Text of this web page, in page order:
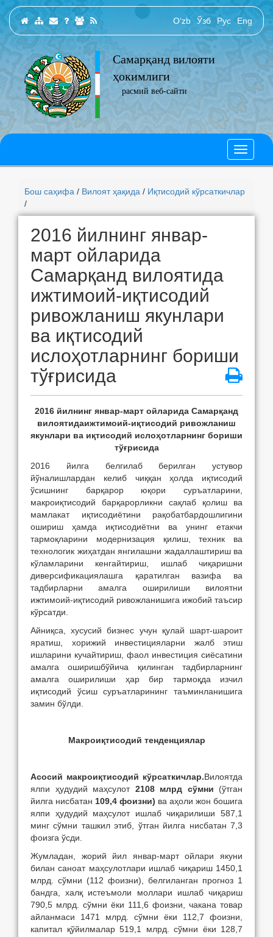
O‘zb Ўзб Рус Eng
Самарқанд вилояти
ҳокимлиги
расмий веб-сайти
Бош саҳифа / Вилоят ҳақида / Иқтисодий кўрсаткичлар
/
2016 йилнинг январ-
март ойларида
Самарқанд вилоятида
ижтимоий-иқтисодий
ривожланиш якунлари
ва иқтисодий
ислоҳотларнинг бориши
тўғрисида
2016 йилнинг январ-март ойларида Самарқанд
вилоятидаижтимоий-иқтисодий ривожланиш
якунлари ва иқтисодий ислоҳотларнинг бориши
тўғрисида
2016 йилга белгилаб берилган устувор
йўналишлардан келиб чиққан ҳолда иқтисодий
ўсишнинг барқарор юқори суръатларини,
макроиқтисодий барқарорликни сақлаб қолиш ва
мамлакат иқтисодиётини рақобатбардошлигини
ошириш ҳамда иқтисодиётни ва унинг етакчи
тармоқларини модернизация қилиш, техник ва
технологик жиҳатдан янгилашни жадаллаштириш ва
кўламларини кенгайтириш, ишлаб чиқаришни
диверсификациялашга қаратилган вазифа ва
тадбирларни амалга оширилиши вилоятни
ижтимоий-иқтисодий ривожланишига ижобий таъсир
кўрсатди.
Айниқса, хусусий бизнес учун қулай шарт-шароит
яратиш, хорижий инвестицияларни жалб этиш
ишларини кучайтириш, фаол инвестиция сиёсатини
амалга оширишбўйича қилинган тадбирларнинг
амалга оширилиши ҳар бир тармоқда изчил
иқтисодий ўсиш суръатларининг таъминланишига
замин бўлди.
Макроиқтисодий тенденциялар
Асосий макроиқтисодий кўрсаткичлар.Вилоятда
ялпи ҳудудий маҳсулот 2108 млрд сўмни (ўтган
йилга нисбатан 109,4 фоизни) ва аҳоли жон бошига
ялпи ҳудудий маҳсулот ишлаб чиқарилиши 587,1
минг сўмни ташкил этиб, ўтган йилга нисбатан 7,3
фоизга ўсди.
Жумладан, жорий йил январ-март ойлари якуни
билан саноат маҳсулотлари ишлаб чиқариш 1450,1
млрд. сўмни (112 фоизни), белгиланган прогноз 1
бандга, халқ истеъмоли моллари ишлаб чиқариш
790,5 млрд. сўмни ёки 111,6 фоизни, чакана товар
айланмаси 1471 млрд. сўмни ёки 112,7 фоизни,
капитал қўйилмалар 519,1 млрд. сўмни ёки 128,7